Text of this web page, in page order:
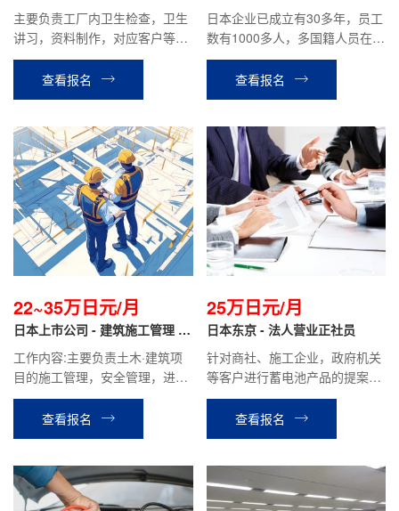
主要负责工厂内卫生检查，卫生
讲习，资料制作，对应客户等公
司安排的其他工作。
查看报名
日本企业已成立有30多年，员工
数有1000多人，多国籍人员在职
工作；主要负责手机套餐的介
绍，客户接待，成交手续办理等
工作.
查看报名
22~35万日元/月
日本上市公司 - 建筑施工管理 正
工作内容:主要负责土木·建筑项
目的施工管理，安全管理，进度
管理，质量管理，成本管理工作
特性|以及环境管理等。根据客户
需求，使用CAD制图进行图纸修
查看报名
25万日元/月
日本东京 - 法人营业正社员
针对商社、施工企业，政府机关
等客户进行蓄电池产品的提案和
销售，维护老客户，合同签订，
参加展会等工作。
查看报名